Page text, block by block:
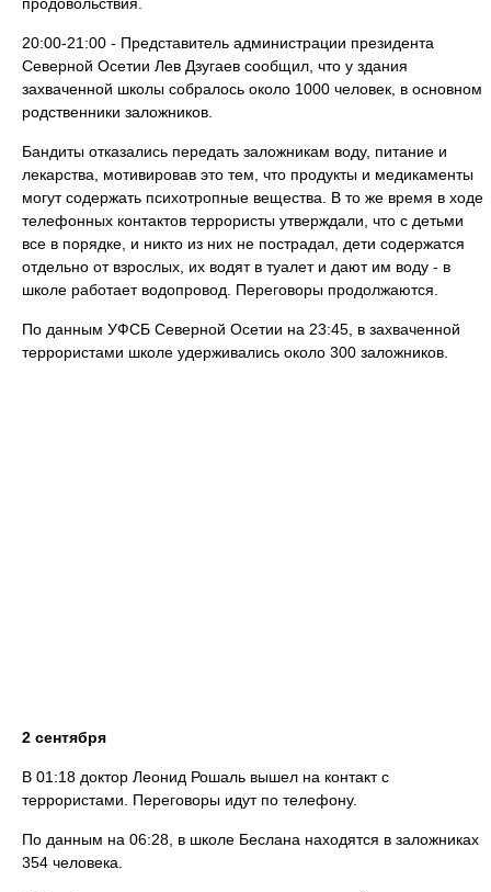
20:00-21:00 - Представитель администрации президента
Северной Осетии Лев Дзугаев сообщил, что у здания
захваченной школы собралось около 1000 человек, в основном
родственники заложников.
Бандиты отказались передать заложникам воду, питание и
лекарства, мотивировав это тем, что продукты и медикаменты
могут содержать психотропные вещества. В то же время в ходе
телефонных контактов террористы утверждали, что с детьми
все в порядке, и никто из них не пострадал, дети содержатся
отдельно от взрослых, их водят в туалет и дают им воду ‑ в
школе работает водопровод. Переговоры продолжаются.
По данным УФСБ Северной Осетии на 23:45, в захваченной
террористами школе удерживались около 300 заложников.
2 сентября
В 01:18 доктор Леонид Рошаль вышел на контакт с
террористами. Переговоры идут по телефону.
По данным на 06:28, в школе Беслана находятся в заложниках
354 человека.